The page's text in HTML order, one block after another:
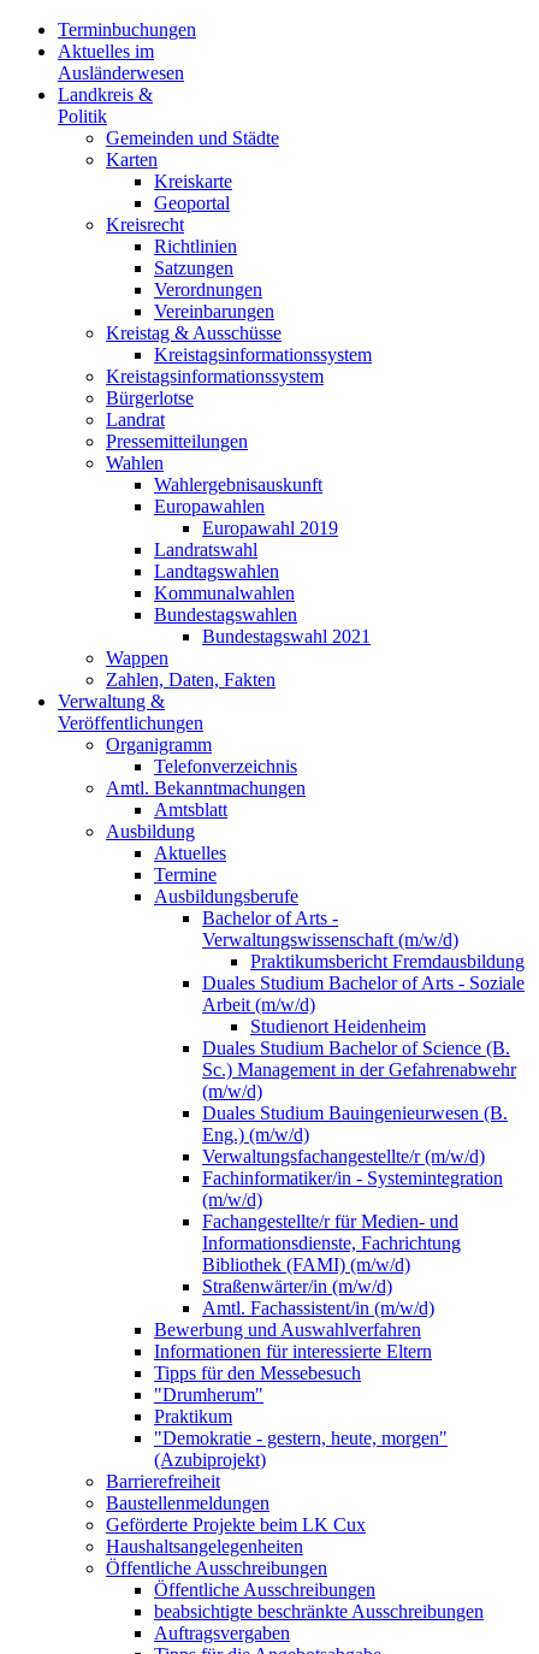
Terminbuchungen
Aktuelles im
Ausländerwesen
Landkreis &
Politik
Gemeinden und Städte
Karten
Kreiskarte
Geoportal
Kreisrecht
Richtlinien
Satzungen
Verordnungen
Vereinbarungen
Kreistag & Ausschüsse
Kreistagsinformationssystem
Kreistagsinformationssystem
Bürgerlotse
Landrat
Pressemitteilungen
Wahlen
Wahlergebnisauskunft
Europawahlen
Europawahl 2019
Landratswahl
Landtagswahlen
Kommunalwahlen
Bundestagswahlen
Bundestagswahl 2021
Wappen
Zahlen, Daten, Fakten
Verwaltung &
Veröffentlichungen
Organigramm
Telefonverzeichnis
Amtl. Bekanntmachungen
Amtsblatt
Ausbildung
Aktuelles
Termine
Ausbildungsberufe
Bachelor of Arts -
Verwaltungswissenschaft (m/w/d)
Praktikumsbericht Fremdausbildung
Duales Studium Bachelor of Arts - Soziale
Arbeit (m/w/d)
Studienort Heidenheim
Duales Studium Bachelor of Science (B.
Sc.) Management in der Gefahrenabwehr
(m/w/d)
Duales Studium Bauingenieurwesen (B.
Eng.) (m/w/d)
Verwaltungsfachangestellte/r (m/w/d)
Fachinformatiker/in - Systemintegration
(m/w/d)
Fachangestellte/r für Medien- und
Informationsdienste, Fachrichtung
Bibliothek (FAMI) (m/w/d)
Straßenwärter/in (m/w/d)
Amtl. Fachassistent/in (m/w/d)
Bewerbung und Auswahlverfahren
Informationen für interessierte Eltern
Tipps für den Messebesuch
"Drumherum"
Praktikum
"Demokratie - gestern, heute, morgen"
(Azubiprojekt)
Barrierefreiheit
Baustellenmeldungen
Geförderte Projekte beim LK Cux
Haushaltsangelegenheiten
Öffentliche Ausschreibungen
Öffentliche Ausschreibungen
beabsichtigte beschränkte Ausschreibungen
Auftragsvergaben